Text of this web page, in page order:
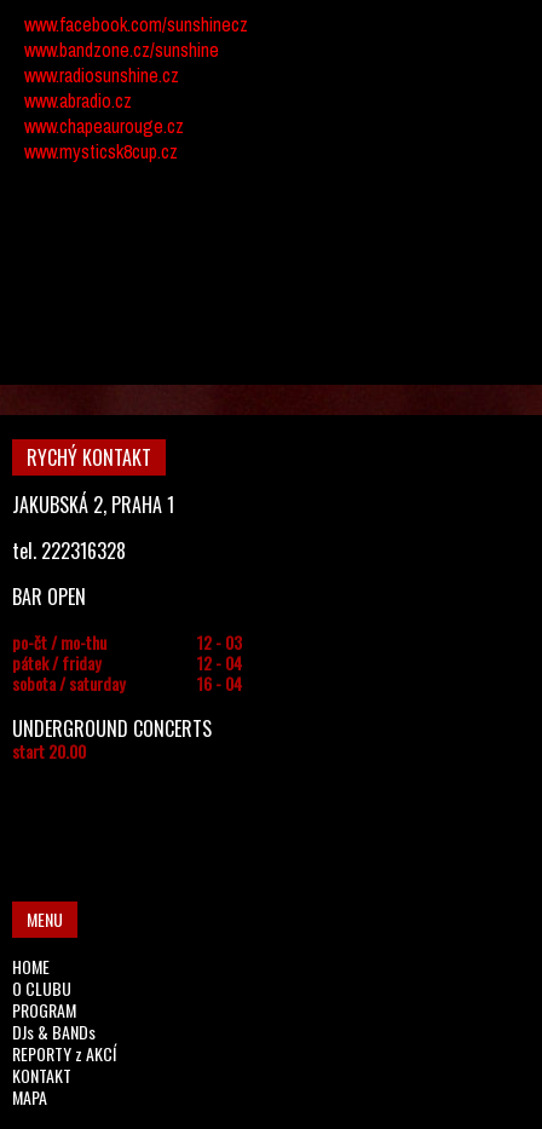
www.facebook.com/sunshinecz
www.bandzone.cz/sunshine
www.radiosunshine.cz
www.abradio.cz
www.chapeaurouge.cz
www.mysticsk8cup.cz
RYCHÝ KONTAKT
JAKUBSKÁ 2, PRAHA 1
tel. 222316328
BAR OPEN
po-čt / mo-thu
12 - 03
pátek / friday
12 - 04
sobota / saturday
16 - 04
UNDERGROUND CONCERTS
start 20.00
MENU
HOME
O CLUBU
PROGRAM
DJs & BANDs
REPORTY z AKCÍ
KONTAKT
MAPA